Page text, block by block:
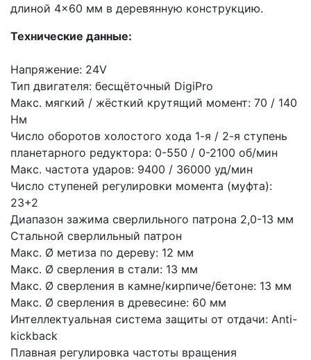
длиной 4×60 мм в деревянную конструкцию.
Технические данные:
Напряжение: 24V
Тип двигателя: бесщёточный DigiPro
Макс. мягкий / жёсткий крутящий момент: 70 / 140
Нм
Число оборотов холостого хода 1-я / 2-я ступень
планетарного редуктора: 0-550 / 0-2100 об/мин
Макс. частота ударов: 9400 / 36000 уд/мин
Число ступеней регулировки момента (муфта):
23+2
Диапазон зажима сверлильного патрона 2,0-13 мм
Стальной сверлильный патрон
Макс. Ø метиза по дереву: 12 мм
Макс. Ø сверления в стали: 13 мм
Макс. Ø сверления в камне/кирпиче/бетоне: 13 мм
Макс. Ø сверления в древесине: 60 мм
Интеллектуальная система защиты от отдачи: Anti-
kickback
Плавная регулировка частоты вращения